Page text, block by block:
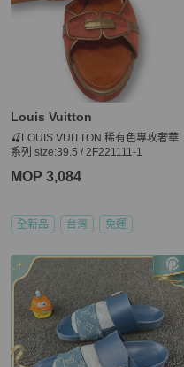
Louis Vuitton
🍒LOUIS VUITTON 稀有色專攻奢華
系列 size:39.5 / 2F221111-1
MOP 3,084
全新品 台灣 免運